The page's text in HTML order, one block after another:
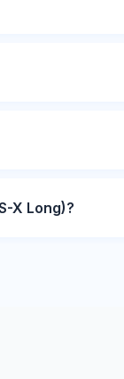
X Long)?